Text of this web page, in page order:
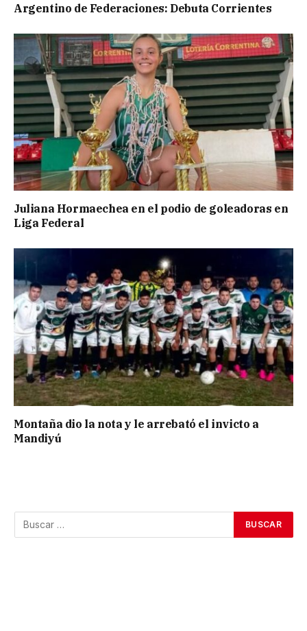
Argentino de Federaciones: Debuta Corrientes
Juliana Hormaechea en el podio de goleadoras en
Liga Federal
Montaña dio la nota y le arrebató el invicto a
Mandiyú